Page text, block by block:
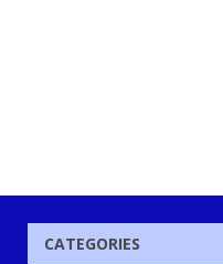
CATEGORIES